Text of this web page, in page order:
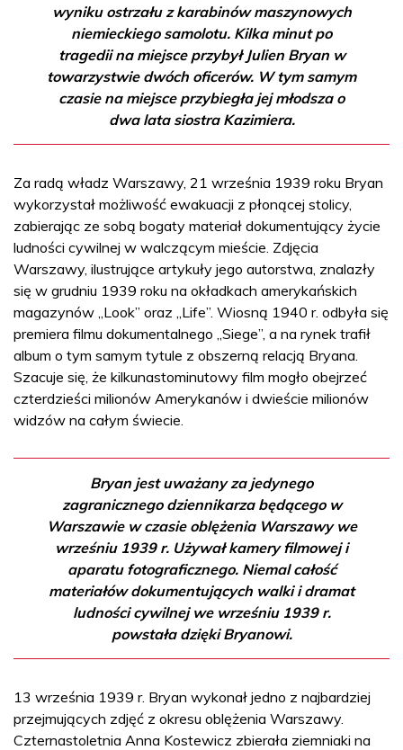
wyniku ostrzału z karabinów maszynowych
niemieckiego samolotu. Kilka minut po
tragedii na miejsce przybył Julien Bryan w
towarzystwie dwóch oficerów. W tym samym
czasie na miejsce przybiegła jej młodsza o
dwa lata siostra Kazimiera.
Za radą władz Warszawy, 21 września 1939 roku Bryan
wykorzystał możliwość ewakuacji z płonącej stolicy,
zabierając ze sobą bogaty materiał dokumentujący życie
ludności cywilnej w walczącym mieście. Zdjęcia
Warszawy, ilustrujące artykuły jego autorstwa, znalazły
się w grudniu 1939 roku na okładkach amerykańskich
magazynów „Look” oraz „Life”. Wiosną 1940 r. odbyła się
premiera filmu dokumentalnego „Siege”, a na rynek trafił
album o tym samym tytule z obszerną relacją Bryana.
Szacuje się, że kilkunastominutowy film mogło obejrzeć
czterdzieści milionów Amerykanów i dwieście milionów
widzów na całym świecie.
Bryan jest uważany za jedynego
zagranicznego dziennikarza będącego w
Warszawie w czasie oblężenia Warszawy we
wrześniu 1939 r. Używał kamery filmowej i
aparatu fotograficznego. Niemal całość
materiałów dokumentujących walki i dramat
ludności cywilnej we wrześniu 1939 r.
powstała dzięki Bryanowi.
13 września 1939 r. Bryan wykonał jedno z najbardziej
przejmujących zdjęć z okresu oblężenia Warszawy.
Czternastoletnia Anna Kostewicz zbierała ziemniaki na